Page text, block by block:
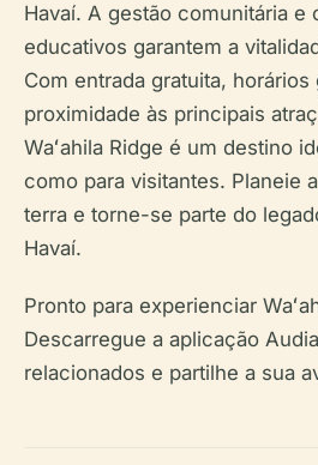
Havaí. A gestão comunitária e
educativos garantem a
Com entrada gratuita, horários
proximidade às principais
Waʻahila Ridge é um destino
como para visitantes. Planeie
terra e torne-se parte do
Havaí.
Pronto para experienciar
Descarregue a aplicação
relacionados e partilhe a sua